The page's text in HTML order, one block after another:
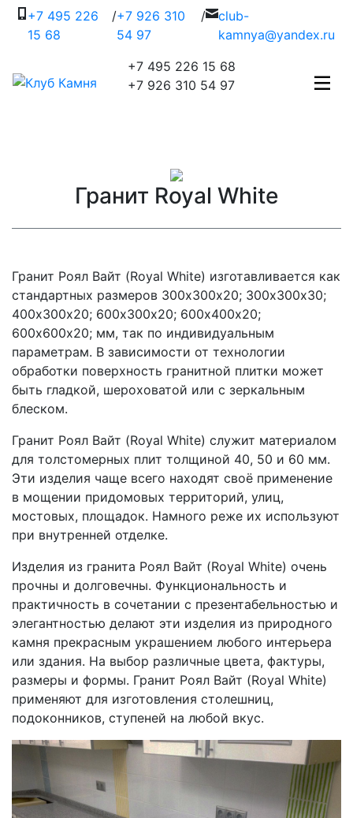
+7 495 226
15 68
/+7 926 310
54 97
/ club-
kamnya@yandex.ru
+7 495 226 15 68
+7 926 310 54 97
Гранит Royal White
Гранит Роял Вайт (Royal White) изготавливается как
стандартных размеров 300х300х20; 300х300х30;
400х300х20; 600х300х20; 600х400х20;
600х600х20; мм, так по индивидуальным
параметрам. В зависимости от технологии
обработки поверхность гранитной плитки может
быть гладкой, шероховатой или с зеркальным
блеском.
Гранит Роял Вайт (Royal White) служит материалом
для толстомерных плит толщиной 40, 50 и 60 мм.
Эти изделия чаще всего находят своё применение
в мощении придомовых территорий, улиц,
мостовых, площадок. Намного реже их используют
при внутренней отделке.
Изделия из гранита Роял Вайт (Royal White) очень
прочны и долговечны. Функциональность и
практичность в сочетании с презентабельностью и
элегантностью делают эти изделия из природного
камня прекрасным украшением любого интерьера
или здания. На выбор различные цвета, фактуры,
размеры и формы. Гранит Роял Вайт (Royal White)
применяют для изготовления столешниц,
подоконников, ступеней на любой вкус.